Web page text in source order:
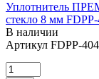
Уплотнитель
стекло 8 мм
В наличии
Артикул FDPP-